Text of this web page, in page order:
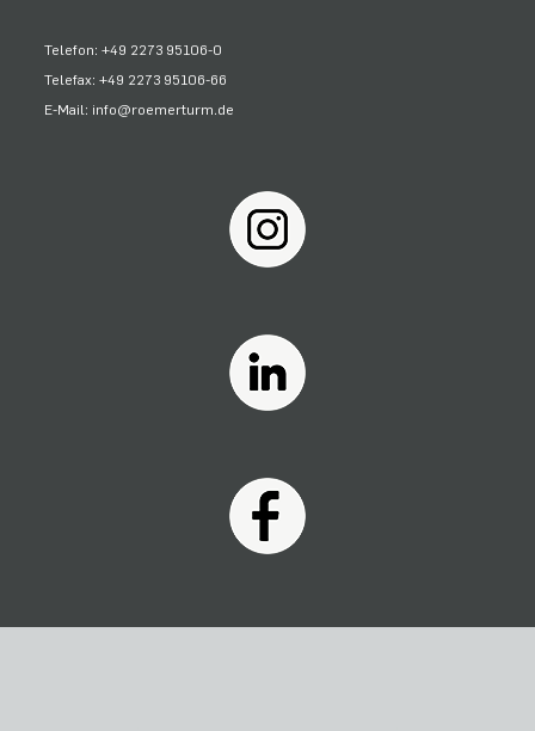
Telefon: +49 2273 95106-0
Telefax: +49 2273 95106-66
E-Mail: info@roemerturm.de